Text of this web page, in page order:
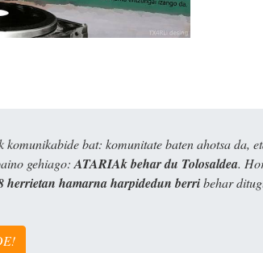
komunikabide bat: komunitate baten ahotsa da,
gehiago: ATARIAk behar du Tolosaldea.
herrietan hamarna harpidedun berribehar